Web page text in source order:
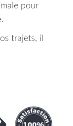
pour
trajets, il